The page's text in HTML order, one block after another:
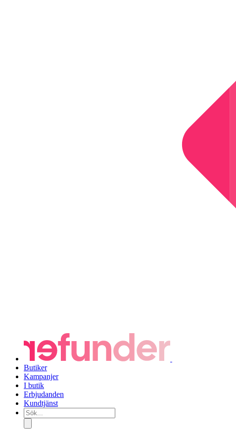
Butiker
Kampanjer
I butik
Erbjudanden
Kundtjänst
Sök...